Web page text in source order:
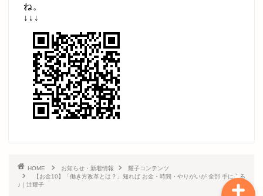
ね。
↓↓↓
HOME お知らせ・新着情報
耀子コンテンツ
【お金10】「働き方改革とは？」知れば お金・時間・やりがいが 全部 手に入る
♪｜辻耀子